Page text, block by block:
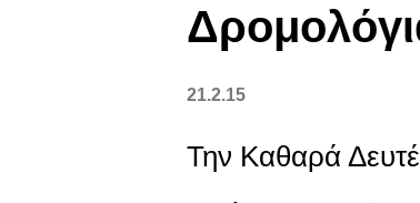
21.2.15
Την Καθαρά